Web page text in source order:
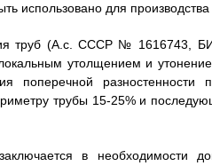
использовано для производства
труб (А.с. СССР №
локальным утолщением и
поперечной
трубы 15-25% и
в необходимости